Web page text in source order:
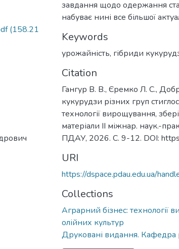
(158.21
завдання щодо одержання
набуває нині все більшої
Keywords
урожайність, гібриди
Citation
Гангур В. В., Єремко Л. С.,
кукурудзи різних груп
технології вирощування,
матеріали ІІ міжнар. наук.-
ПДАУ, 2026. С. 9-12. DOI:
URI
https://dspace.pdau.edu.ua/
Collections
Аграрний бізнес: технології
олійних культур
Друковані видання. Кафедра